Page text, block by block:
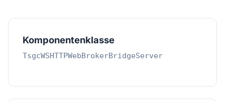
Komponentenklasse
TsgcWSHTTPWebBrokerBridgeServer